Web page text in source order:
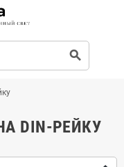
search
DIN-РЕЙКУ